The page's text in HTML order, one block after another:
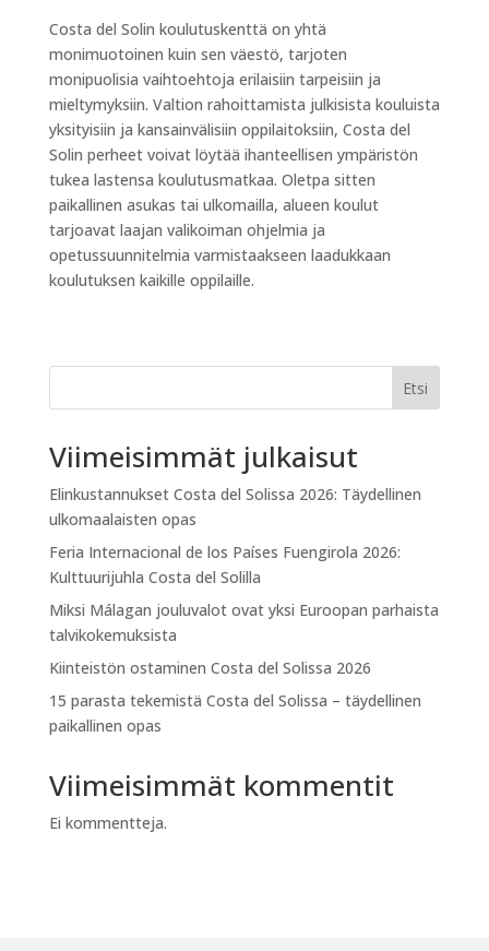
Costa del Solin koulutuskenttä on yhtä
monimuotoinen kuin sen väestö, tarjoten
monipuolisia vaihtoehtoja erilaisiin tarpeisiin ja
mieltymyksiin. Valtion rahoittamista julkisista kouluista
yksityisiin ja kansainvälisiin oppilaitoksiin, Costa del
Solin perheet voivat löytää ihanteellisen ympäristön
tukea lastensa koulutusmatkaa. Oletpa sitten
paikallinen asukas tai ulkomailla, alueen koulut
tarjoavat laajan valikoiman ohjelmia ja
opetussuunnitelmia varmistaakseen laadukkaan
koulutuksen kaikille oppilaille.
Etsi
Viimeisimmät julkaisut
Elinkustannukset Costa del Solissa 2026: Täydellinen
ulkomaalaisten opas
Feria Internacional de los Países Fuengirola 2026:
Kulttuurijuhla Costa del Solilla
Miksi Málagan jouluvalot ovat yksi Euroopan parhaista
talvikokemuksista
Kiinteistön ostaminen Costa del Solissa 2026
15 parasta tekemistä Costa del Solissa – täydellinen
paikallinen opas
Viimeisimmät kommentit
Ei kommentteja.